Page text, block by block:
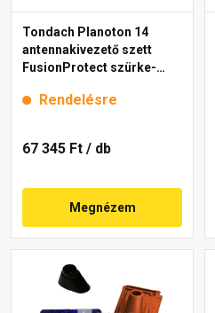
Tondach Planoton 14
antennakivezető szett
FusionProtect szürke-
Rendelésre
67 345 Ft / db
Megnézem